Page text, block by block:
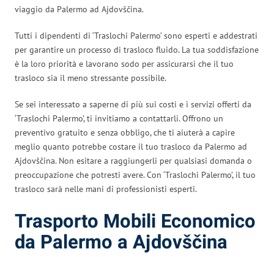
viaggio da Palermo ad Ajdovščina.
Tutti i dipendenti di ‘Traslochi Palermo’ sono esperti e addestrati
per garantire un processo di trasloco fluido. La tua soddisfazione
è la loro priorità e lavorano sodo per assicurarsi che il tuo
trasloco sia il meno stressante possibile.
Se sei interessato a saperne di più sui costi e i servizi offerti da
‘Traslochi Palermo’, ti invitiamo a contattarli. Offrono un
preventivo gratuito e senza obbligo, che ti aiuterà a capire
meglio quanto potrebbe costare il tuo trasloco da Palermo ad
Ajdovščina. Non esitare a raggiungerli per qualsiasi domanda o
preoccupazione che potresti avere. Con ‘Traslochi Palermo’, il tuo
trasloco sarà nelle mani di professionisti esperti.
Trasporto Mobili Economico
da Palermo a Ajdovščina